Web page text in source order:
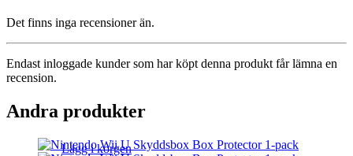
Det finns inga recensioner än.
Endast inloggade kunder som har köpt denna produkt får lämna en
recension.
Andra produkter
Lägg i korgen